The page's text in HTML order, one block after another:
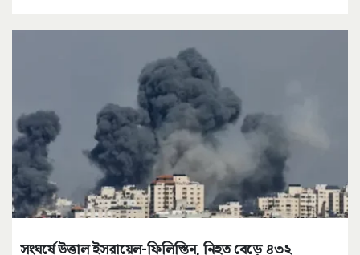
সংঘর্ষে উত্তাল ইসরায়েল-ফিলিস্তিন, নিহত বেড়ে ৪৩২